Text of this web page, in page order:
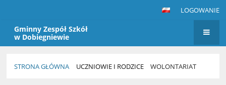
LOGOWANIE
Gminny Zespół Szkół
w Dobiegniewie
STRONA GŁÓWNA UCZNIOWIE I RODZICE WOLONTARIAT